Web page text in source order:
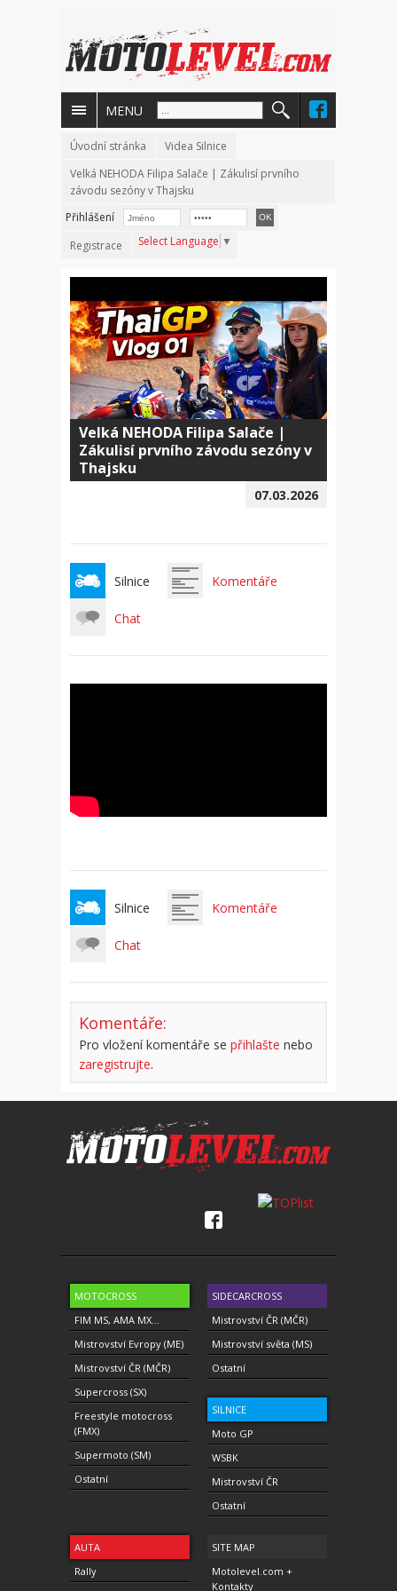
MENU
Úvodní stránka
Videa Silnice
Velká NEHODA Filipa Salače | Zákulisí prvního
závodu sezóny v Thajsku
Přihlášení
Registrace
Select Language ▼
Velká NEHODA Filipa Salače |
Zákulisí prvního závodu sezóny v
Thajsku
07.03.2026
Silnice Komentáře
Chat
Silnice Komentáře
Chat
Komentáře:
Pro vložení komentáře se přihlašte nebo
zaregistrujte.
MOTOCROSS
FIM MS, AMA MX...
Mistrovství Evropy (ME)
Mistrovství ČR (MČR)
Supercross (SX)
Freestyle motocross
(FMX)
Supermoto (SM)
Ostatní
SIDECARCROSS
Mistrovství ČR (MČR)
Mistrovství světa (MS)
Ostatní
SILNICE
Moto GP
WSBK
Mistrovství ČR
Ostatní
AUTA
Rally
SITE MAP
Motolevel.com +
Kontakty